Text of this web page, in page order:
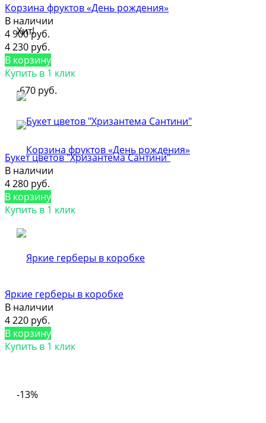
Хит!
-670 руб.
Корзина фруктов «День рождения»
В наличии
4 900 руб.
4 230 руб.
В корзину
Купить в 1 клик
Букет цветов "Хризантема Сантини"
В наличии
4 280 руб.
В корзину
Купить в 1 клик
Яркие герберы в коробке
В наличии
4 220 руб.
В корзину
Купить в 1 клик
-13%